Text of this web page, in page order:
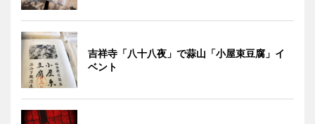
吉祥寺「八十八夜」で蒜山「小屋束豆腐」イ
ベント